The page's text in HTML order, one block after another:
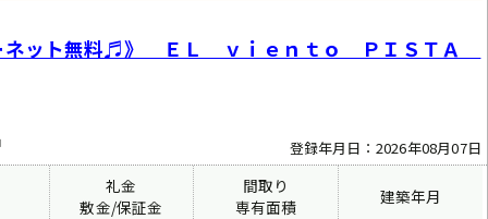
ネット無料♬》 ＥＬ ｖｉｅｎｔｏ ＰＩＳＴＡ
登録年月日：2026年08月07日
礼金
敷金/保証金
間取り
専有面積
建築年月